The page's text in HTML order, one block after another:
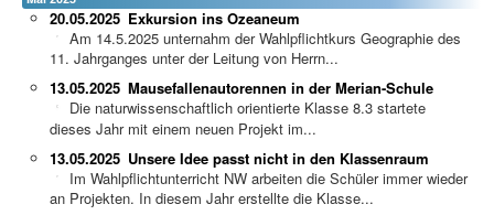
Exkursion ins Ozeaneum
20.05.2025
Am 14.5.2025 unternahm der Wahlpflichtkurs Geographie des
11. Jahrganges unter der Leitung von Herrn...
Mausefallenautorennen in der Merian-Schule
13.05.2025
Die naturwissenschaftlich orientierte Klasse 8.3 startete
dieses Jahr mit einem neuen Projekt im...
Unsere Idee passt nicht in den Klassenraum
13.05.2025
Im Wahlpflichtunterricht NW arbeiten die Schüler immer wieder
an Projekten. In diesem Jahr erstellte die Klasse...